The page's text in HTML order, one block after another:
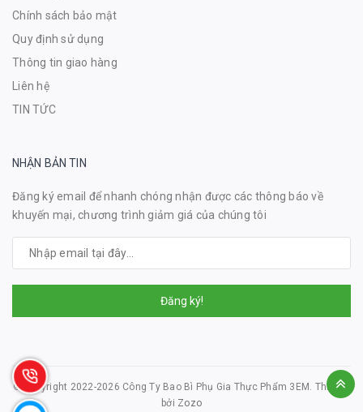
Chính sách bảo mật
Quy định sử dụng
Thông tin giao hàng
Liên hệ
TIN TỨC
NHẬN BẢN TIN
Đăng ký email để nhanh chóng nhận được các thông báo về
khuyến mại, chương trình giảm giá của chúng tôi
Đăng ký!
© Copyright 2022-2026 Công Ty Bao Bì Phụ Gia Thực Phẩm 3EM. Thiết kế
bởi Zozo